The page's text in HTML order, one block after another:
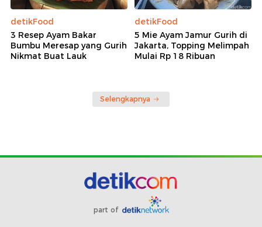
detikFood
3 Resep Ayam Bakar
Bumbu Meresap yang Gurih
Nikmat Buat Lauk
detikFood
5 Mie Ayam Jamur Gurih di
Jakarta, Topping Melimpah
Mulai Rp 18 Ribuan
Selengkapnya
part of